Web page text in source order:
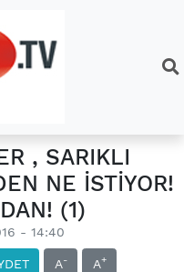
, SARIKLI
NE İSTİYOR!
(1)
- 14:40
A- A+